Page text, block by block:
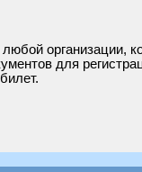
организации,
для